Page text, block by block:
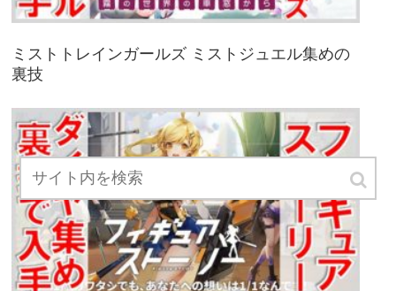
ミストトレインガールズ ミストジュエル集めの
裏技